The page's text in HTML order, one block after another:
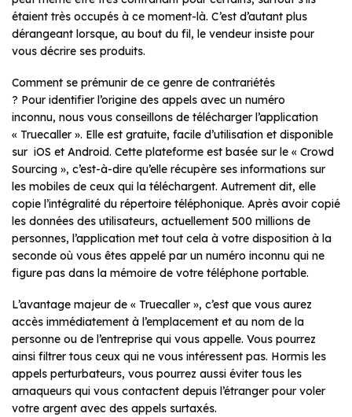
étaient très occupés à ce moment-là. C’est d’autant plus
dérangeant lorsque, au bout du fil, le vendeur insiste pour
vous décrire ses produits.
Comment se prémunir de ce genre de contrariétés
? Pour identifier l’origine des appels avec un numéro
inconnu, nous vous conseillons de télécharger l’application
« Truecaller ». Elle est gratuite, facile d’utilisation et disponible
sur iOS et Android. Cette plateforme est basée sur le « Crowd
Sourcing », c’est-à-dire qu’elle récupère ses informations sur
les mobiles de ceux qui la téléchargent. Autrement dit, elle
copie l’intégralité du répertoire téléphonique. Après avoir copié
les données des utilisateurs, actuellement 500 millions de
personnes, l’application met tout cela à votre disposition à la
seconde où vous êtes appelé par un numéro inconnu qui ne
figure pas dans la mémoire de votre téléphone portable.
L’avantage majeur de « Truecaller », c’est que vous aurez
accès immédiatement à l’emplacement et au nom de la
personne ou de l’entreprise qui vous appelle. Vous pourrez
ainsi filtrer tous ceux qui ne vous intéressent pas. Hormis les
appels perturbateurs, vous pourrez aussi éviter tous les
arnaqueurs qui vous contactent depuis l’étranger pour voler
votre argent avec des appels surtaxés.